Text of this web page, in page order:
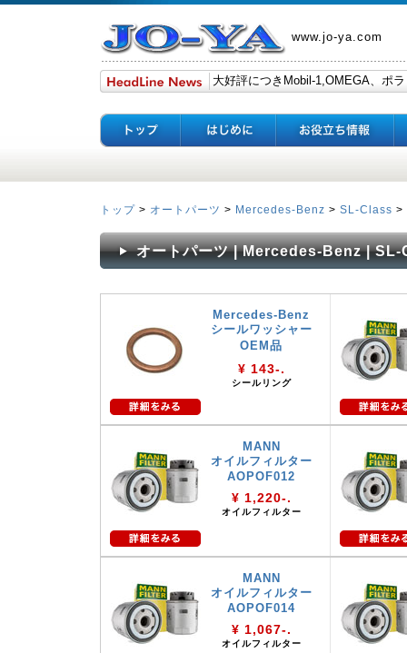
www.jo-ya.com
トップ > オートパーツ > Mercedes-Benz > SL-Class >
オートパーツ | Mercedes-Benz |
Mercedes-Benz
シールワッシャー
OEM品
¥ 143-.
シールリング
MANN
オイルフィルター
AOPOF012
¥ 1,220-.
オイルフィルター
MANN
オイルフィルター
AOPOF014
¥ 1,067-.
オイルフィルター